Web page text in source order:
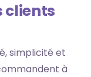
clients
simplicité et
à